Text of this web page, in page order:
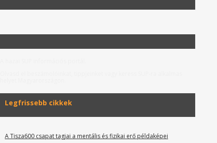
Legfrissebb cikkek
A Tisza600 csapat tagjai a mentális és fizikai erő példaképei